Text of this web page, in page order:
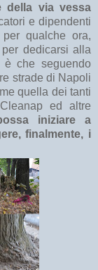
della via vessa
e dipendenti
qualche ora,
dedicarsi alla
che seguendo
strade di Napoli
quella dei tanti
ed altre
iniziare a
finalmente, i